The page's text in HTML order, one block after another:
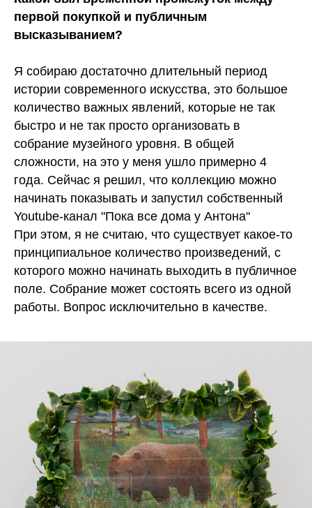
первой покупкой и публичным
высказыванием?
Я собираю достаточно длительный период
истории современного искусства, это большое
количество важных явлений, которые не так
быстро и не так просто организовать в
собрание музейного уровня. В общей
сложности, на это у меня ушло примерно 4
года. Сейчас я решил, что коллекцию можно
начинать показывать и запустил собственный
Youtube-канал "Пока все дома у Антона"
При этом, я не считаю, что существует какое-то
принципиальное количество произведений, с
которого можно начинать выходить в публичное
поле. Собрание может состоять всего из одной
работы. Вопрос исключительно в качестве.